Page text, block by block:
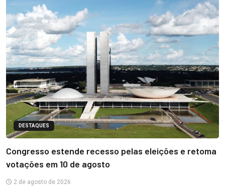
DESTAQUES
Congresso estende recesso pelas eleições e retoma
votações em 10 de agosto
2 de agosto de 2026